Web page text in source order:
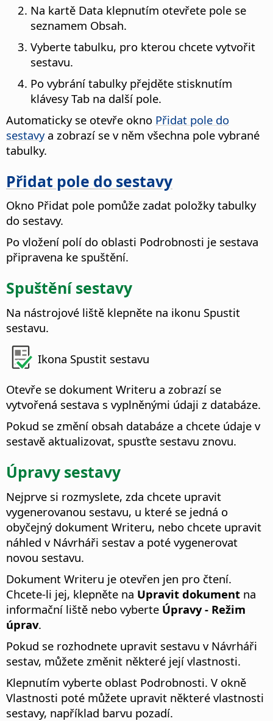
Na kartě Data klepnutím otevřete pole se
seznamem Obsah.
Vyberte tabulku, pro kterou chcete vytvořit
sestavu.
Po vybrání tabulky přejděte stisknutím
klávesy Tab na další pole.
Automaticky se otevře okno Přidat pole do
sestavya zobrazí se v něm všechna pole vybrané
tabulky.
Přidat pole do sestavy
Okno Přidat pole pomůže zadat položky tabulky
do sestavy.
Po vložení polí do oblasti Podrobnosti je sestava
připravena ke spuštění.
Spuštění sestavy
Na nástrojové liště klepněte na ikonu Spustit
sestavu.
Ikona Spustit sestavu
Otevře se dokument Writeru a zobrazí se
vytvořená sestava s vyplněnými údaji z databáze.
Pokud se změní obsah databáze a chcete údaje v
sestavě aktualizovat, spusťte sestavu znovu.
Úpravy sestavy
Nejprve si rozmyslete, zda chcete upravit
vygenerovanou sestavu, u které se jedná o
obyčejný dokument Writeru, nebo chcete upravit
náhled v Návrháři sestav a poté vygenerovat
novou sestavu.
Dokument Writeru je otevřen jen pro čtení.
Chcete-li jej, klepněte na Upravit dokument na
informační liště nebo vyberte Úpravy - Režim
úprav.
Pokud se rozhodnete upravit sestavu v Návrháři
sestav, můžete změnit některé její vlastnosti.
Klepnutím vyberte oblast Podrobnosti. V okně
Vlastnosti poté můžete upravit některé vlastnosti
sestavy, například barvu pozadí.